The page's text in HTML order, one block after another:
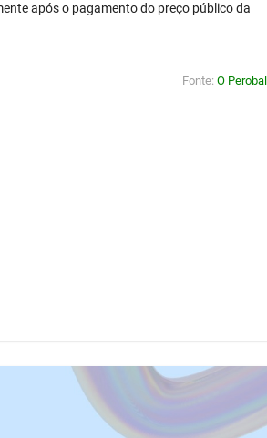
após o pagamento do preço público da
Fonte: O Perobal